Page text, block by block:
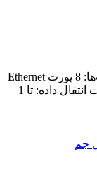
خرید سوییچ 8 پورت 1000 برند الکاتو تعداد پورت‌ها: 8 پورت Ethernet
(معمولاً تمام پورت‌ها 10/100/1000 Mbps) سرعت انتقال داده: تا 1